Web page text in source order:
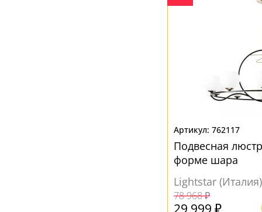
762117
Подвесная
форме шара
Lightstar (Италия)
78 968 ₽
29 999 ₽